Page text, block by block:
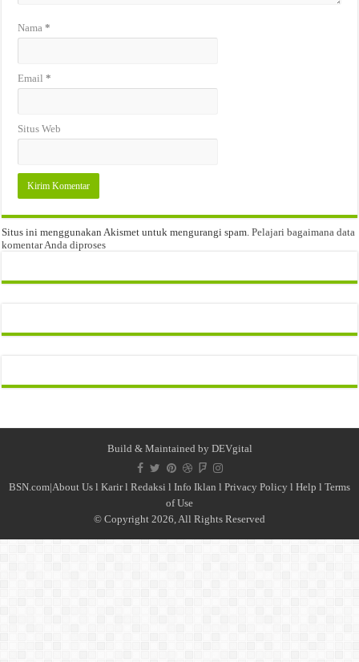
Nama*
Email*
Situs Web
Situs ini menggunakan Akismet untuk mengurangi spam.Pelajari bagaimana data
komentar Anda diproses
Build & Maintained by DEVgital
BSN.com|About Us l Karirl Redaksi l Info Iklan l Privacy Policy l Help l Terms
of Use
© Copyright 2026, All Rights Reserved